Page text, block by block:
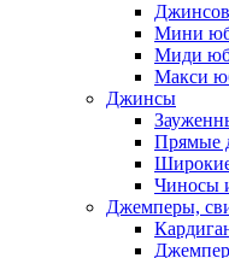
Мини
Миди
Макси
Джинсы
Прямые
Чиносы
Джемперы,